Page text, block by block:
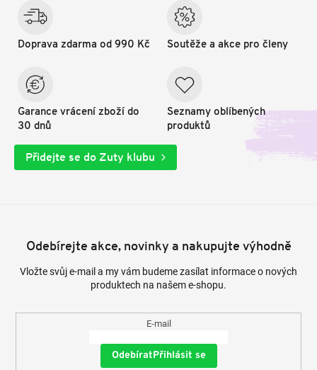
Doprava zdarma od 990 Kč
Garance vrácení zboží do
30 dnů
Soutěže a akce pro členy
Seznamy oblíbených
produktů
Přidejte se do Zuty klubu
Odebírejte akce, novinky a nakupujte výhodně
Vložte svůj e-mail a my vám budeme zasílat informace o nových
produktech na našem e-shopu.
E-mail
Přihlásit se